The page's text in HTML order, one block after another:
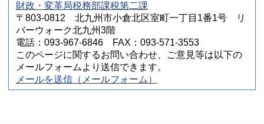
財政・変革局税務部課税第二課
〒803-0812 北九州市小倉北区室町一丁目1番1号 リ
バーウォーク北九州3階
電話：093-967-6846 FAX：093-571-3553
このページに関するお問い合わせ、ご意見等は以下の
メールフォームより送信できます。
メールを送信（メールフォーム）